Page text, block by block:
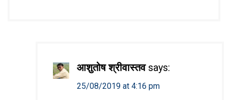
आशुतोष श्रीवास्तव says:
25/08/2019 at 4:16 pm